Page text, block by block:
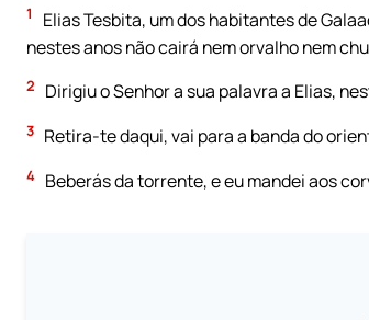
1
Elias Tesbita, um dos habitantes de
nestes anos não cairá nem orvalho nem
2 Dirigiu o Senhor a sua palavra a Elias,
3 Retira-te daqui, vai para a banda do
4 Beberás da torrente, e eu mandei aos